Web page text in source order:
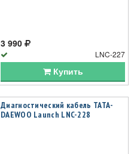
3 990
LNC-227
Купить
Диагностический кабель TATA-
DAEWOO Launch LNC-228